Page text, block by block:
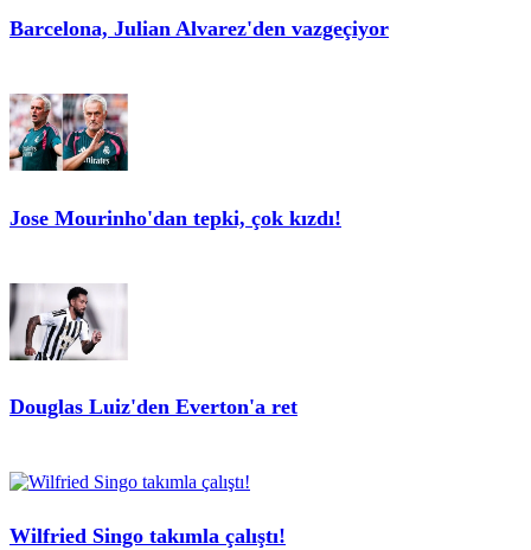
Barcelona, Julian Alvarez'den vazgeçiyor
Jose Mourinho'dan tepki, çok kızdı!
Douglas Luiz'den Everton'a ret
Wilfried Singo takımla çalıştı!